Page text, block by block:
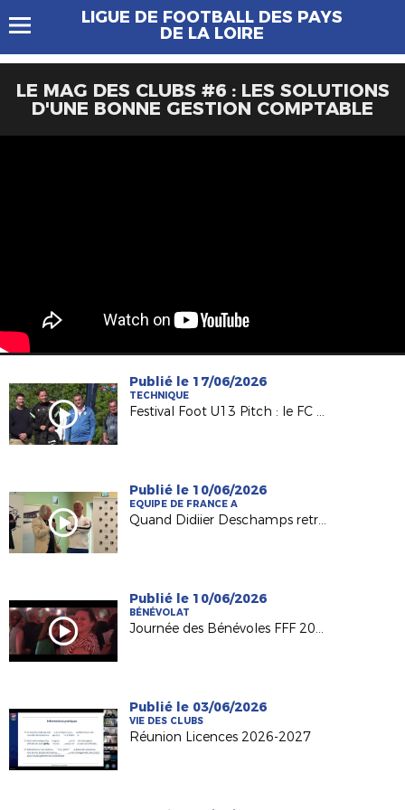
LIGUE DE FOOTBALL DES PAYS
DE LA LOIRE
LE MAG DES CLUBS #6 : LES SOLUTIONS
D'UNE BONNE GESTION COMPTABLE
Publié le 17/06/2026
TECHNIQUE
Festival Foot U13 Pitch : le FC Chalonnes Chaudefonds club support à l'organisation
Publié le 10/06/2026
EQUIPE DE FRANCE A
Quand Didiier Deschamps retrouve ses racines nantaises...
Publié le 10/06/2026
BÉNÉVOLAT
Journée des Bénévoles FFF 2026
Publié le 03/06/2026
VIE DES CLUBS
Réunion Licences 2026-2027